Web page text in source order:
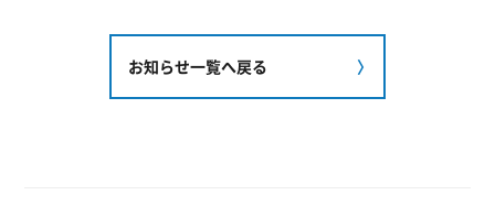
お知らせ一覧へ戻る